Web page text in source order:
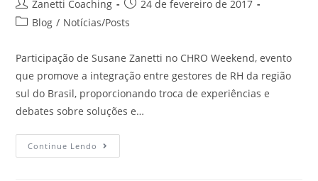
Zanetti Coaching
24 de fevereiro de 2017
Blog / Notícias/Posts
Participação de Susane Zanetti no CHRO Weekend, evento
que promove a integração entre gestores de RH da região
sul do Brasil, proporcionando troca de experiências e
debates sobre soluções e…
Continue Lendo